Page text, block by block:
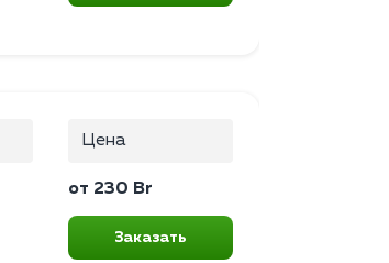
Цена
от 230 Br
Заказать